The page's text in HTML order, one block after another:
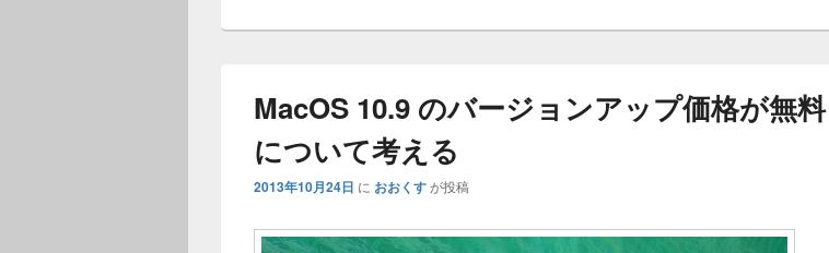
MacOS 10.9 のバージョンアップ価格が無料
について考える
2013年10月24日 に おおくすが投稿